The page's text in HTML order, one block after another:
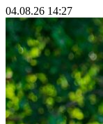
04.08.26 14:27